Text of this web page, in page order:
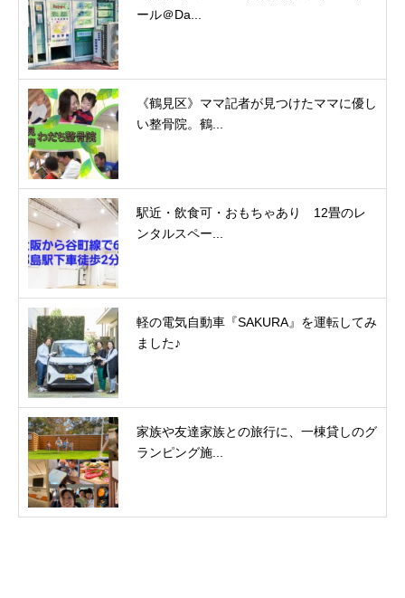
ール＠Da...
《鶴見区》ママ記者が見つけたママに優し
い整骨院。鶴...
駅近・飲食可・おもちゃあり 12畳のレ
ンタルスペー...
軽の電気自動車『SAKURA』を運転してみ
ました♪
家族や友達家族との旅行に、一棟貸しのグ
ランピング施...